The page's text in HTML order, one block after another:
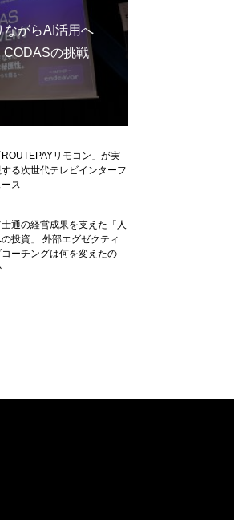
ながらAI活用へ
CODASの挑戦
ROUTEPAYリモコン」が実
る次世代テレビインターフ
ース
通の経営成果を支えた「人
投資」 外部エグゼクティ
コーチングは何を変えたの